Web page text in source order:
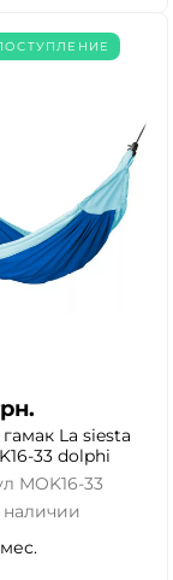
La siesta
33 dolphi
MOK16-33